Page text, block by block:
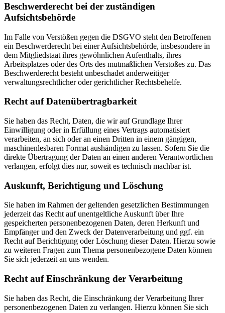
Beschwerderecht bei der zuständigen
Aufsichtsbehörde
Im Falle von Verstößen gegen die DSGVO steht den Betroffenen
ein Beschwerderecht bei einer Aufsichtsbehörde, insbesondere in
dem Mitgliedstaat ihres gewöhnlichen Aufenthalts, ihres
Arbeitsplatzes oder des Orts des mutmaßlichen Verstoßes zu. Das
Beschwerderecht besteht unbeschadet anderweitiger
verwaltungsrechtlicher oder gerichtlicher Rechtsbehelfe.
Recht auf Datenübertragbarkeit
Sie haben das Recht, Daten, die wir auf Grundlage Ihrer
Einwilligung oder in Erfüllung eines Vertrags automatisiert
verarbeiten, an sich oder an einen Dritten in einem gängigen,
maschinenlesbaren Format aushändigen zu lassen. Sofern Sie die
direkte Übertragung der Daten an einen anderen Verantwortlichen
verlangen, erfolgt dies nur, soweit es technisch machbar ist.
Auskunft, Berichtigung und Löschung
Sie haben im Rahmen der geltenden gesetzlichen Bestimmungen
jederzeit das Recht auf unentgeltliche Auskunft über Ihre
gespeicherten personenbezogenen Daten, deren Herkunft und
Empfänger und den Zweck der Datenverarbeitung und ggf. ein
Recht auf Berichtigung oder Löschung dieser Daten. Hierzu sowie
zu weiteren Fragen zum Thema personenbezogene Daten können
Sie sich jederzeit an uns wenden.
Recht auf Einschränkung der Verarbeitung
Sie haben das Recht, die Einschränkung der Verarbeitung Ihrer
personenbezogenen Daten zu verlangen. Hierzu können Sie sich